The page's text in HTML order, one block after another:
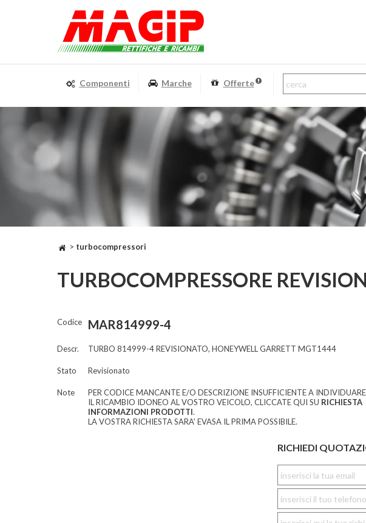
Componenti Marche Offerte
> turbocompressori
TURBOCOMPRESSORE
Codice MAR814999-4
Descr. TURBO 814999-4 REVISIONATO, HONEYWELL GARRETT MGT1444
Stato Revisionato
Note
PER CODICE MANCANTE E/O DESCRIZIONE INSUFFICIENTE A INDIVIDUARE
IL RICAMBIO IDONEO AL VOSTRO VEICOLO, CLICCATE QUI SU RICHIESTA
INFORMAZIONI PRODOTTI.
LA VOSTRA RICHIESTA SARA' EVASA IL PRIMA POSSIBILE.
RICHIEDI